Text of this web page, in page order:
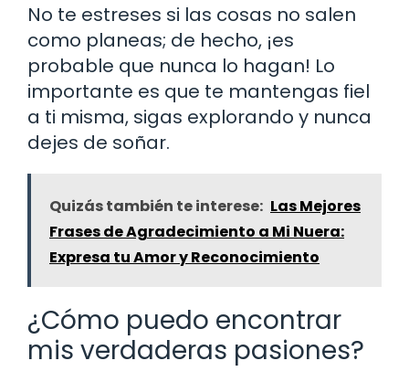
No te estreses si las cosas no salen
como planeas; de hecho, ¡es
probable que nunca lo hagan! Lo
importante es que te mantengas fiel
a ti misma, sigas explorando y nunca
dejes de soñar.
Quizás también te interese: Las Mejores
Frases de Agradecimiento a Mi Nuera:
Expresa tu Amor y Reconocimiento
¿Cómo puedo encontrar
mis verdaderas pasiones?